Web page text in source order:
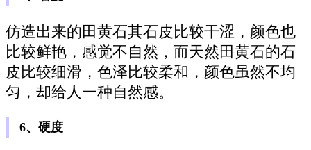
仿造出来的田黄石其石皮比较干涩，颜色也
比较鲜艳，感觉不自然，而天然田黄石的石
皮比较细滑，色泽比较柔和，颜色虽然不均
匀，却给人一种自然感。
6、硬度